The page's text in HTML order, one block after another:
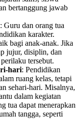
bertanggung jawab
: Guru dan orang tua
karakter.
bagi anak-anak. Jika
jujur, disiplin, dan
tersebut.
hari: Pendidikan
ruang kelas, tetapi
sehari-hari. Misalnya,
dalam kegiatan
tua dapat menerapkan
tangga, seperti